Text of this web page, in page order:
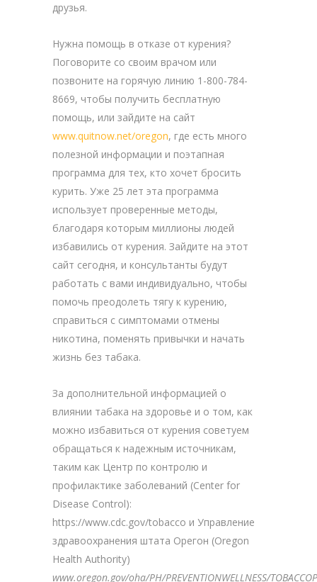
друзья.
Нужна помощь в отказе от курения?
Поговорите со своим врачом или
позвоните на горячую линию 1-800-784-
8669, чтобы получить бесплатную
помощь, или зайдите на сайт
www.quitnow.net/oregon, где есть много
полезной информации и поэтапная
программа для тех, кто хочет бросить
курить. Уже 25 лет эта программа
использует проверенные методы,
благодаря которым миллионы людей
избавились от курения. Зайдите на этот
сайт сегодня, и консультанты будут
работать с вами индивидуально, чтобы
помочь преодолеть тягу к курению,
справиться с симптомами отмены
никотина, поменять привычки и начать
жизнь без табака.
За дополнительной информацией о
влиянии табака на здоровье и о том, как
можно избавиться от курения советуем
обращаться к надежным источникам,
таким как Центр по контролю и
профилактике заболеваний (Center for
Disease Control):
https://www.cdc.gov/tobacco и Управление
здравоохранения штата Орегон (Oregon
Health Authority)
www.oregon.gov/oha/PH/PREVENTIONWELLNESS/